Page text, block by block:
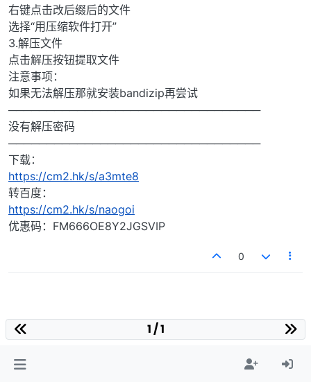
右键点击改后缀后的文件
选择“用压缩软件打开”
3.解压文件
点击解压按钮提取文件
注意事项：
如果无法解压那就安装bandizip再尝试
─────────────────────────────────
没有解压密码
─────────────────────────────────
下载：
https://cm2.hk/s/a3mte8
转百度：
https://cm2.hk/s/naogoi
优惠码：FM666OE8Y2JGSVIP
0
1 / 1